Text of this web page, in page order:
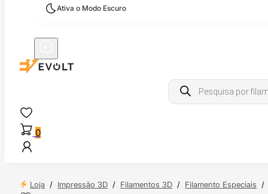
Ativa o Modo Escuro
Products
search
0
Loja / Impressão 3D / Filamentos 3D / Filamento Especiais /